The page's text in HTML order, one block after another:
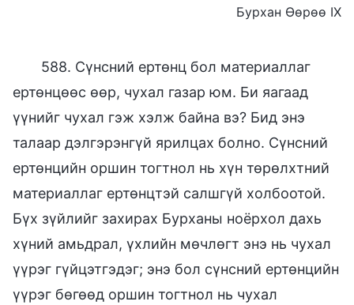
Бурхан Өөрөө IX
588. Сүнсний ертөнц бол материаллаг
ертөнцөөс өөр, чухал газар юм. Би яагаад
үүнийг чухал гэж хэлж байна вэ? Бид энэ
талаар дэлгэрэнгүй ярилцах болно. Сүнсний
ертөнцийн оршин тогтнол нь хүн төрөлхтний
материаллаг ертөнцтэй салшгүй холбоотой.
Бүх зүйлийг захирах Бурханы ноёрхол дахь
хүний амьдрал, үхлийн мөчлөгт энэ нь чухал
үүрэг гүйцэтгэдэг; энэ бол сүнсний ертѳнцийн
үүрэг бөгөөд оршин тогтнол нь чухал